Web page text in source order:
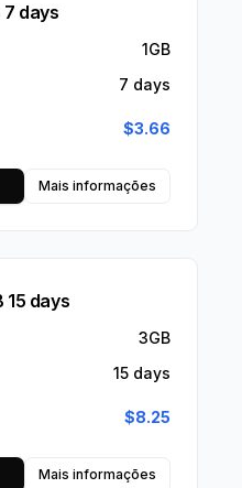
7 days
1GB
7 days
$3.66
Mais informações
15 days
3GB
15 days
$8.25
Mais informações